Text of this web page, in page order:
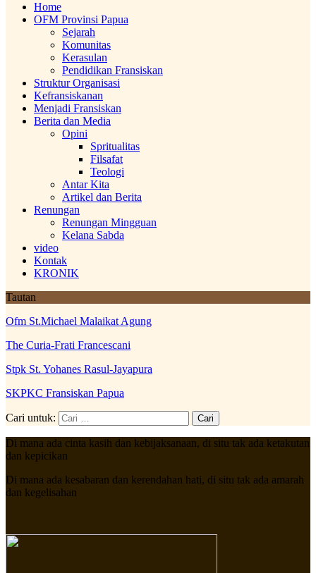
Home
OFM Provinsi Papua
Sejarah
Komunitas
Kerasulan
Pendidikan Fransiskan
Struktur Organisasi
Kefransiskanan
Menjadi Fransiskan
Berita dan Media
Opini
Spritualitas
Filsafat
Teologi
Antar Kita
Artikel dan Berita
Renungan
Renungan Mingguan
Kelana Sabda
video
Kontak
KRONIK
Tautan
Ofm St.Michael Malaikat Agung
The Curia-Frati Francescani
Stpk St. Yohanes Rasul-Jayapura
SKPKC Fransiskan Papua
Cari untuk:
Di mana ada cinta kasih dan kebijaksanaan, di situ tak ada ketakutan
dan kepicikan
Di mana ada kesabaran dan kerendahan hati, di situ tak ada amarah
dan kegelisahan